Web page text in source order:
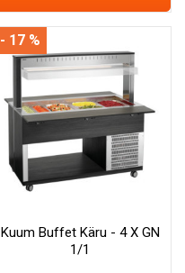
Kuum Buffet Käru - 4 X GN
1/1
- 17 %